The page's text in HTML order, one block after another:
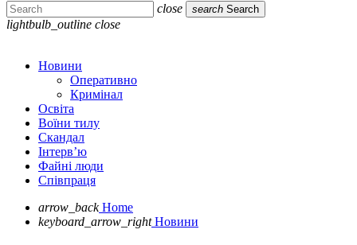
close search Search
lightbulb_outline close
Новини
Оперативно
Кримінал
Освіта
Воїни тилу
Скандал
Інтерв’ю
Файні люди
Співпраця
arrow_back Home
keyboard_arrow_right Новини